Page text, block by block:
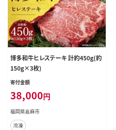
博多和牛ヒレステーキ 計約450g(約
150g×3枚)
寄付金額
38,000円
福岡県嘉麻市
冷凍